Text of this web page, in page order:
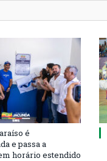
é
e passa a
horário estendido